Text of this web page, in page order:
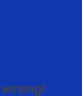
wrong!